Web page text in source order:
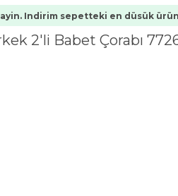
Indirim sepetteki en düsük
2'li Babet Çorabı